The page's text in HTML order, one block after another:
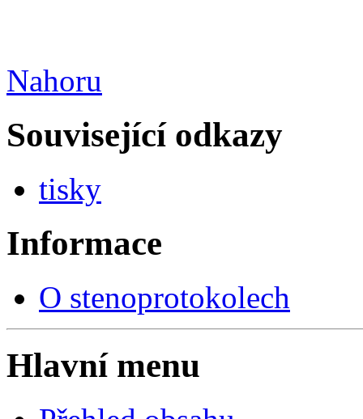
Nahoru
Související odkazy
tisky
Informace
O stenoprotokolech
Hlavní menu